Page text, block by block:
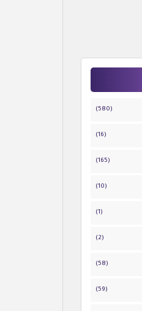
(580)
(16)
(165)
(10)
(1)
(2)
(58)
(59)